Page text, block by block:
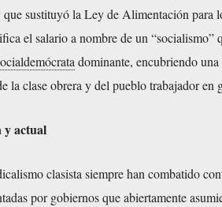
sustituyó la Ley de Alimentación para
el salario a nombre de un “socialismo”
dominante, encubriendo
la clase obrera y del pueblo trabajador en
y actual
clasista siempre han combatido
por gobiernos que abiertamente